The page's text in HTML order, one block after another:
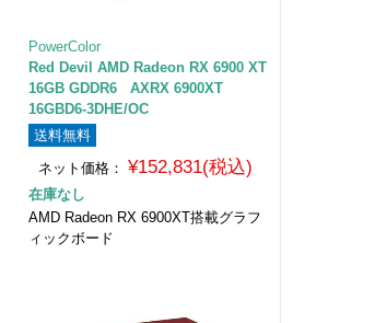
PowerColor
Red Devil AMD Radeon RX 6900 XT
16GB GDDR6 AXRX 6900XT
16GBD6-3DHE/OC
送料無料
ネット価格：
¥152,831(税込)
在庫なし
AMD Radeon RX 6900XT搭載グラフ
ィックボード